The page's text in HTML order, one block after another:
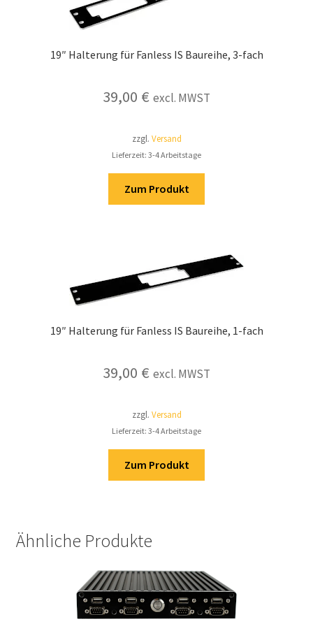
19″ Halterung für Fanless IS Baureihe, 3-fach
39,00 € excl. MWST
zzgl. Versand
Lieferzeit: 3-4 Arbeitstage
Zum Produkt
19″ Halterung für Fanless IS Baureihe, 1-fach
39,00 € excl. MWST
zzgl. Versand
Lieferzeit: 3-4 Arbeitstage
Zum Produkt
Ähnliche Produkte